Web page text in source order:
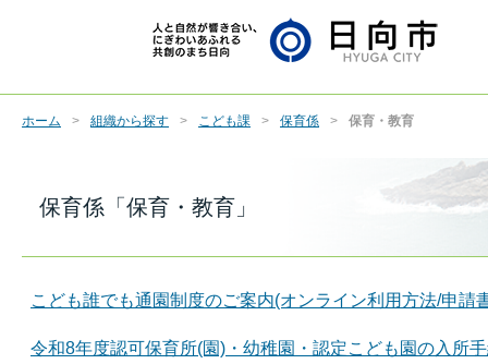
ホーム 組織から探す こども課 保育係 保育・教育
保育係「保育・教育」
こども誰でも通園制度のご案内(オンライン利用方法/申請
令和8年度認可保育所(園)・幼稚園・認定こども園の入所